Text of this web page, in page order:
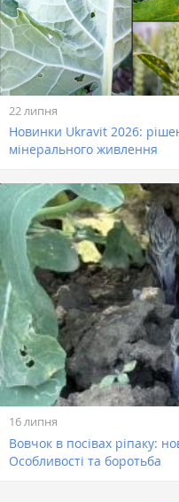
22 липня
Новинки Ukravit 2026:
мінерального живлення
16 липня
Вовчок в посівах ріпаку:
Особливості та боротьба